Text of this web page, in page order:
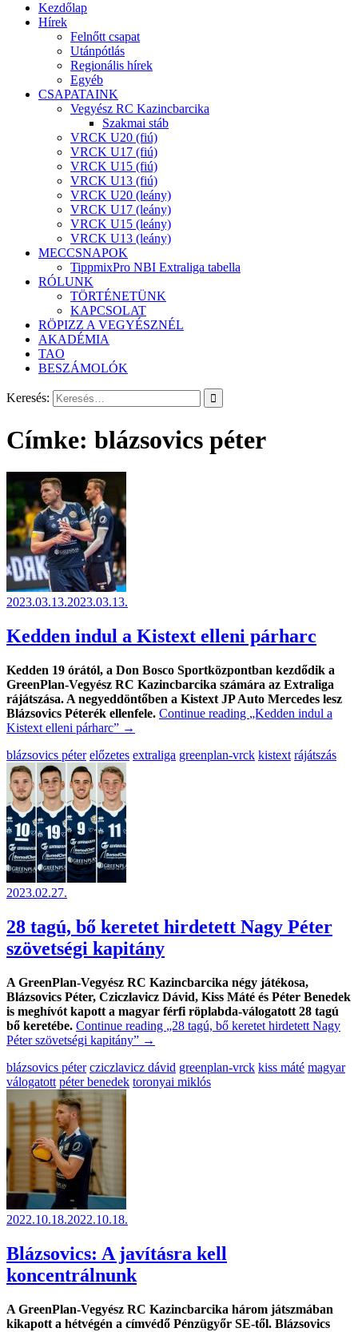
Kezdőlap
Hírek
Felnőtt csapat
Utánpótlás
Regionális hírek
Egyéb
CSAPATAINK
Vegyész RC Kazincbarcika
Szakmai stáb
VRCK U20 (fiú)
VRCK U17 (fiú)
VRCK U15 (fiú)
VRCK U13 (fiú)
VRCK U20 (leány)
VRCK U17 (leány)
VRCK U15 (leány)
VRCK U13 (leány)
MECCSNAPOK
TippmixPro NBI Extraliga tabella
RÓLUNK
TÖRTÉNETÜNK
KAPCSOLAT
RÖPIZZ A VEGYÉSZNÉL
AKADÉMIA
TAO
BESZÁMOLÓK
Keresés:
Címke: blázsovics péter
2023.03.13.2023.03.13.
Kedden indul a Kistext elleni párharc
Kedden 19 órától, a Don Bosco Sportközpontban kezdődik a
GreenPlan-Vegyész RC Kazincbarcika számára az Extraliga
rájátszása. A negyeddöntőben a Kistext JP Auto Mercedes lesz
Blázsovics Péterék ellenfele. Continue reading „Kedden indul a
Kistext elleni párharc” →
blázsovics péter előzetes extraliga greenplan-vrck kistext rájátszás
2023.02.27.
28 tagú, bő keretet hirdetett Nagy Péter
szövetségi kapitány
A GreenPlan-Vegyész RC Kazincbarcika négy játékosa,
Blázsovics Péter, Cziczlavicz Dávid, Kiss Máté és Péter Benedek
is meghívót kapott a magyar férfi röplabda-válogatott 28 tagú
bő keretébe. Continue reading „28 tagú, bő keretet hirdetett Nagy
Péter szövetségi kapitány” →
blázsovics péter cziczlavicz dávid greenplan-vrck kiss máté magyar
válogatott péter benedek toronyai miklós
2022.10.18.2022.10.18.
Blázsovics: A javításra kell
koncentrálnunk
A GreenPlan-Vegyész RC Kazincbarcika három játszmában
kikapott a hétvégén a címvédő Pénzügyőr SE-től. Blázsovics